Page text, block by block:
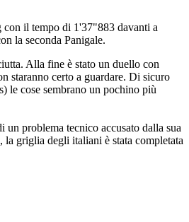
con il tempo di 1'37"883 davanti a
la seconda Panigale.
Alla fine è stato un duello con
staranno certo a guardare. Di sicuro
le cose sembrano un pochino più
problema tecnico accusato dalla sua
griglia degli italiani è stata completata